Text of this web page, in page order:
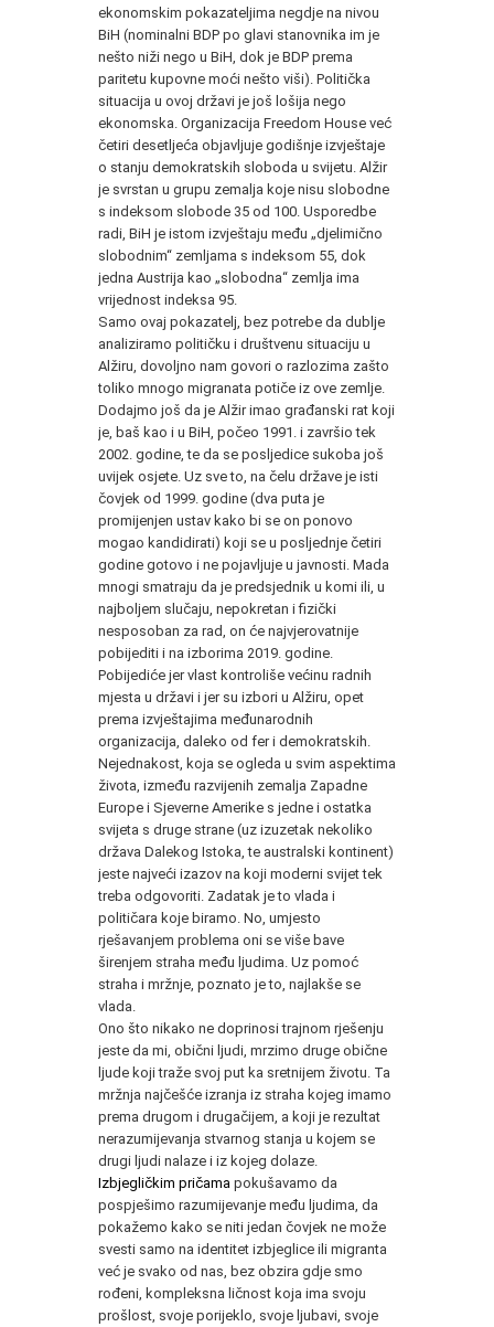
ekonomskim pokazateljima negdje na nivou
BiH (nominalni BDP po glavi stanovnika im je
nešto niži nego u BiH, dok je BDP prema
paritetu kupovne moći nešto viši). Politička
situacija u ovoj državi je još lošija nego
ekonomska. Organizacija Freedom House već
četiri desetljeća objavljuje godišnje izvještaje
o stanju demokratskih sloboda u svijetu. Alžir
je svrstan u grupu zemalja koje nisu slobodne
s indeksom slobode 35 od 100. Usporedbe
radi, BiH je istom izvještaju među „djelimično
slobodnim“ zemljama s indeksom 55, dok
jedna Austrija kao „slobodna“ zemlja ima
vrijednost indeksa 95.
Samo ovaj pokazatelj, bez potrebe da dublje
analiziramo političku i društvenu situaciju u
Alžiru, dovoljno nam govori o razlozima zašto
toliko mnogo migranata potiče iz ove zemlje.
Dodajmo još da je Alžir imao građanski rat koji
je, baš kao i u BiH, počeo 1991. i završio tek
2002. godine, te da se posljedice sukoba još
uvijek osjete. Uz sve to, na čelu države je isti
čovjek od 1999. godine (dva puta je
promijenjen ustav kako bi se on ponovo
mogao kandidirati) koji se u posljednje četiri
godine gotovo i ne pojavljuje u javnosti. Mada
mnogi smatraju da je predsjednik u komi ili, u
najboljem slučaju, nepokretan i fizički
nesposoban za rad, on će najvjerovatnije
pobijediti i na izborima 2019. godine.
Pobijediće jer vlast kontroliše većinu radnih
mjesta u državi i jer su izbori u Alžiru, opet
prema izvještajima međunarodnih
organizacija, daleko od fer i demokratskih.
Nejednakost, koja se ogleda u svim aspektima
života, između razvijenih zemalja Zapadne
Europe i Sjeverne Amerike s jedne i ostatka
svijeta s druge strane (uz izuzetak nekoliko
država Dalekog Istoka, te australski kontinent)
jeste najveći izazov na koji moderni svijet tek
treba odgovoriti. Zadatak je to vlada i
političara koje biramo. No, umjesto
rješavanjem problema oni se više bave
širenjem straha među ljudima. Uz pomoć
straha i mržnje, poznato je to, najlakše se
vlada.
Ono što nikako ne doprinosi trajnom rješenju
jeste da mi, obični ljudi, mrzimo druge obične
ljude koji traže svoj put ka sretnijem životu. Ta
mržnja najčešće izranja iz straha kojeg imamo
prema drugom i drugačijem, a koji je rezultat
nerazumijevanja stvarnog stanja u kojem se
drugi ljudi nalaze i iz kojeg dolaze.
Izbjegličkim pričama pokušavamo da
pospješimo razumijevanje među ljudima, da
pokažemo kako se niti jedan čovjek ne može
svesti samo na identitet izbjeglice ili migranta
već je svako od nas, bez obzira gdje smo
rođeni, kompleksna ličnost koja ima svoju
prošlost, svoje porijeklo, svoje ljubavi, svoje